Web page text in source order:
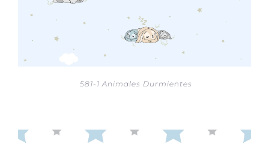
581-1 Animales Durmientes